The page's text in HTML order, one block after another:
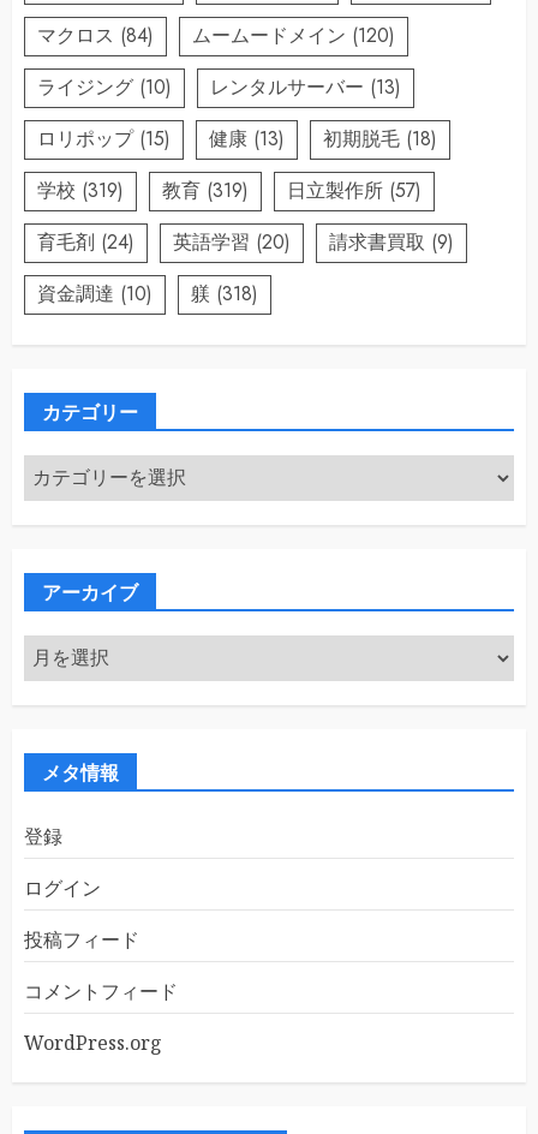
マクロス (84) ムームードメイン (120)
ライジング (10) レンタルサーバー (13)
ロリポップ(15) 健康 (13) 初期脱毛 (18)
学校 (319) 教育 (319) 日立製作所 (57)
育毛剤 (24) 英語学習 (20) 請求書買取 (9)
資金調達 (10) 躾 (318)
カテゴリー
カ
テ
ゴ
アーカイブ
ア
ー
カ
メタ情報
登録
ログイン
投稿フィード
コメントフィード
WordPress.org